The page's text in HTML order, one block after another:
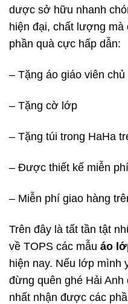
dược sở hữu nhanh
hiện đại, chất lượng
phần quà cực hấp dẫn:
– Tặng áo giáo viên chủ
– Tặng cờ lớp
– Tặng túi trong HaHa
– Được thiết kế miễn
– Miễn phí giao hàng
Trên đây là tất tần tật
về TOPS các mẫu áo
hiện nay. Nếu lớp mình
đừng quên ghé Hải
nhất nhận được các